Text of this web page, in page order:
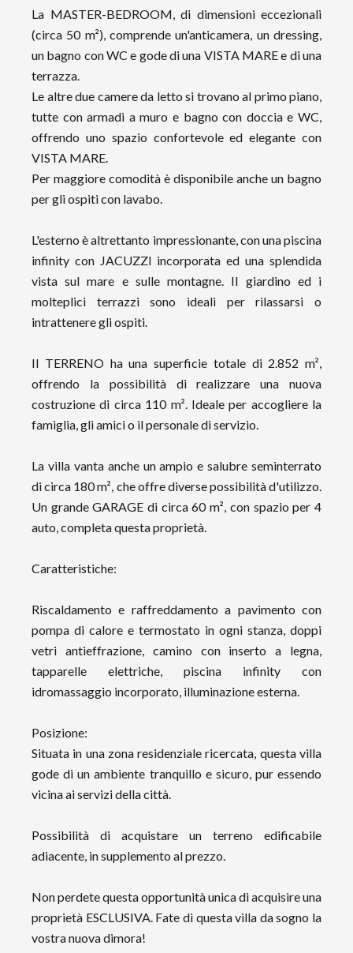
La MASTER-BEDROOM, di dimensioni eccezionali
(circa 50 m²), comprende un'anticamera, un dressing,
un bagno con WC e gode di una VISTA MARE e di una
terrazza.
Le altre due camere da letto si trovano al primo piano,
tutte con armadi a muro e bagno con doccia e WC,
offrendo uno spazio confortevole ed elegante con
VISTA MARE.
Per maggiore comodità è disponibile anche un bagno
per gli ospiti con lavabo.
L'esterno è altrettanto impressionante, con una piscina
infinity con JACUZZI incorporata ed una splendida
vista sul mare e sulle montagne. Il giardino ed i
molteplici terrazzi sono ideali per rilassarsi o
intrattenere gli ospiti.
Il TERRENO ha una superficie totale di 2.852 m²,
offrendo la possibilità di realizzare una nuova
costruzione di circa 110 m². Ideale per accogliere la
famiglia, gli amici o il personale di servizio.
La villa vanta anche un ampio e salubre seminterrato
di circa 180 m², che offre diverse possibilità d'utilizzo.
Un grande GARAGE di circa 60 m², con spazio per 4
auto, completa questa proprietà.
Caratteristiche:
Riscaldamento e raffreddamento a pavimento con
pompa di calore e termostato in ogni stanza, doppi
vetri antieffrazione, camino con inserto a legna,
tapparelle elettriche, piscina infinity con
idromassaggio incorporato, illuminazione esterna.
Posizione:
Situata in una zona residenziale ricercata, questa villa
gode di un ambiente tranquillo e sicuro, pur essendo
vicina ai servizi della città.
Possibilità di acquistare un terreno edificabile
adiacente, in supplemento al prezzo.
Non perdete questa opportunità unica di acquisire una
proprietà ESCLUSIVA. Fate di questa villa da sogno la
vostra nuova dimora!